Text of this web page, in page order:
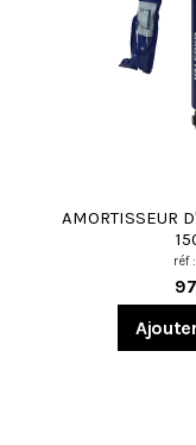
AMORTISSEUR
réf